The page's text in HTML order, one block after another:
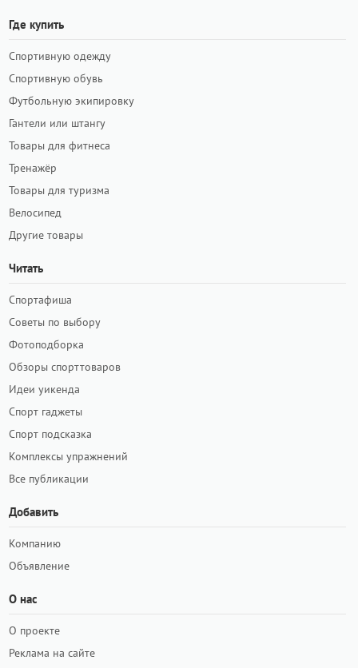
Где купить
Спортивную одежду
Спортивную обувь
Футбольную экипировку
Гантели или штангу
Товары для фитнеса
Тренажёр
Товары для туризма
Велосипед
Другие товары
Читать
Спортафиша
Советы по выбору
Фотоподборка
Обзоры спорттоваров
Идеи уикенда
Спорт гаджеты
Спорт подсказка
Комплексы упражнений
Все публикации
Добавить
Компанию
Объявление
О нас
О проекте
Реклама на сайте